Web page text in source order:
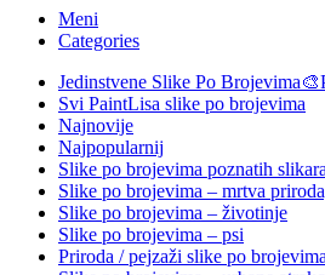
Meni
Categories
Jedinstvene Slike Po Brojevima🎨
Svi PaintLisa slike po brojevima
Najnovije
Najpopularnij
Slike po brojevima poznatih slikara
Slike po brojevima – mrtva
Slike po brojevima – životinje
Slike po brojevima – psi
Priroda / pejzaži slike po brojevima